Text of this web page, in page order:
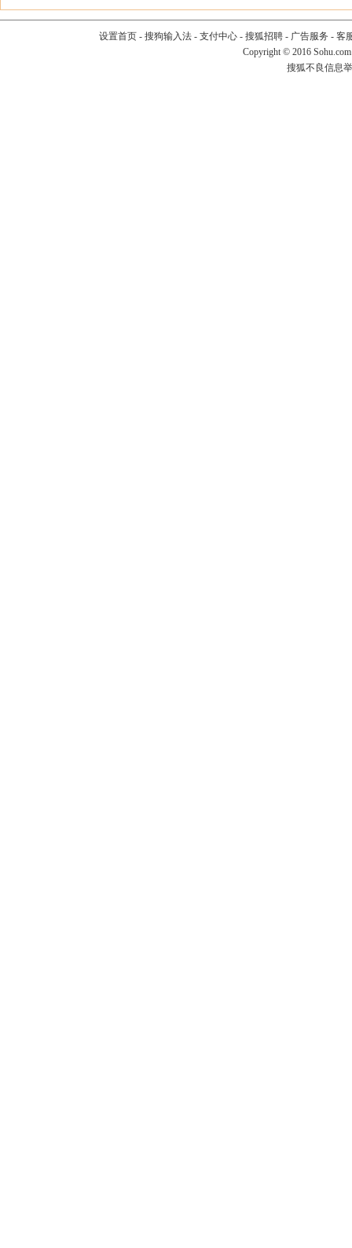
设置首页- 搜狗输入法- 支付中心- 搜狐招聘- 广告服务 - 客
Copyright © 2016
搜狐不良信息